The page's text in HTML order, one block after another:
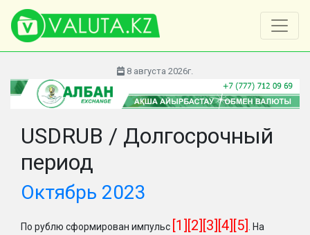
8 августа 2026г.
USDRUB / Долгосрочный
период
Октябрь 2023
По рублю сформирован импульс [1][2][3][4][5]. На